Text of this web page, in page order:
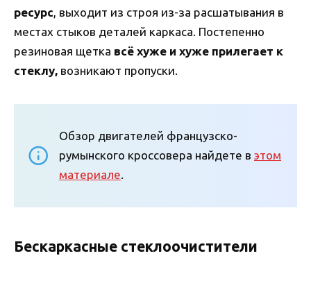
ресурс , выходит из строя из-за расшатывания в
местах стыков деталей каркаса. Постепенно
резиновая щетка всё хуже и хуже прилегает к
стеклу, возникают пропуски.
Обзор двигателей французско-
румынского кроссовера найдете в этом
материале.
Бескаркасные стеклоочистители